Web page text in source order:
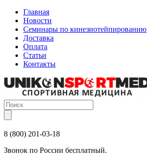
Главная
Новости
Семинары по кинезиотейпированию
Доставка
Оплата
Статьи
Контакты
8 (800) 201-03-18
Звонок по России бесплатный.